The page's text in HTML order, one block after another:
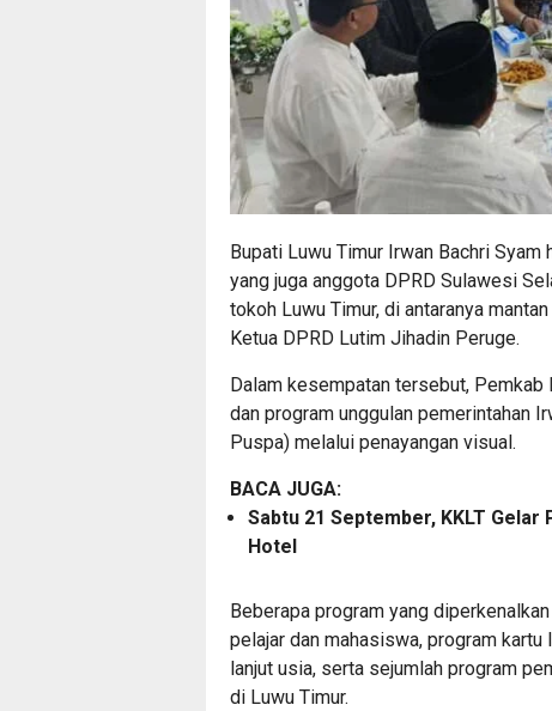
Bupati Luwu Timur Irwan Bachri
yang juga anggota DPRD Sulawesi
tokoh Luwu Timur, di antaranya
Ketua DPRD Lutim Jihadin Peruge.
Dalam kesempatan tersebut,
dan program unggulan pemerintahan
Puspa) melalui penayangan visual.
BACA JUGA:
Sabtu 21 September, KKLT
Hotel
Beberapa program yang
pelajar dan mahasiswa, program
lanjut usia, serta sejumlah program
di Luwu Timur.